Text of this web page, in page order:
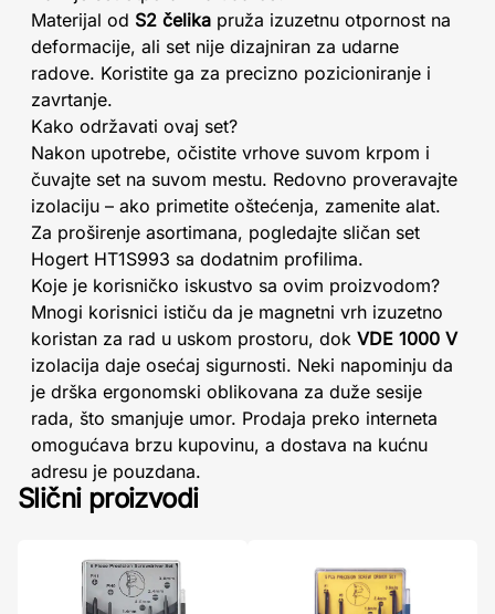
Materijal od S2 čelika pruža izuzetnu otpornost na
deformacije, ali set nije dizajniran za udarne
radove. Koristite ga za precizno pozicioniranje i
zavrtanje.
Kako održavati ovaj set?
Nakon upotrebe, očistite vrhove suvom krpom i
čuvajte set na suvom mestu. Redovno proveravajte
izolaciju – ako primetite oštećenja, zamenite alat.
Za proširenje asortimana, pogledajte sličan set
Hogert HT1S993 sa dodatnim profilima.
Koje je korisničko iskustvo sa ovim proizvodom?
Mnogi korisnici ističu da je magnetni vrh izuzetno
koristan za rad u uskom prostoru, dok VDE 1000 V
izolacija daje osećaj sigurnosti. Neki napominju da
je drška ergonomski oblikovana za duže sesije
rada, što smanjuje umor. Prodaja preko interneta
omogućava brzu kupovinu, a dostava na kućnu
adresu je pouzdana.
Slični proizvodi